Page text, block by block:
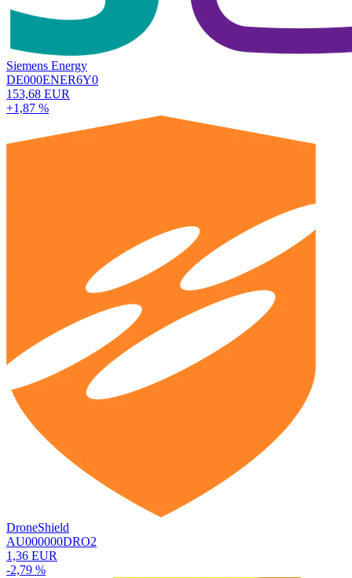
Siemens Energy
DE000ENER6Y0
153,68 EUR
+1,87 %
DroneShield
AU000000DRO2
1,36 EUR
-2,79 %